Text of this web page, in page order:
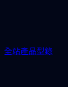
全站產品型錄